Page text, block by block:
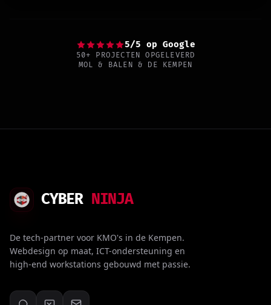
5/5 op Google
50+ PROJECTEN OPGELEVERD
MOL & BALEN & DE KEMPEN
CYBER NINJA
De tech-partner voor KMO's in de Kempen.
Webdesign op maat, ICT-ondersteuning en
high-end workstations gebouwd met passie.